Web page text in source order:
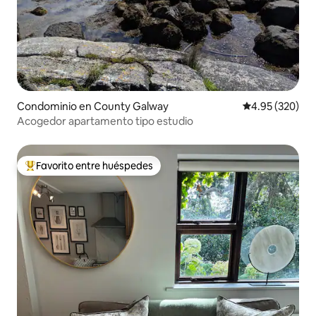
Condominio en County Galway Calificación
4.95 (320)
Acogedor apartamento tipo estudio
De los mejores en Favorito entre huéspedes
Favorito entre huéspedes